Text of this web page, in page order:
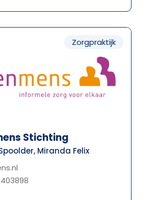
Zorgpraktijk
Stichting
Miranda Felix